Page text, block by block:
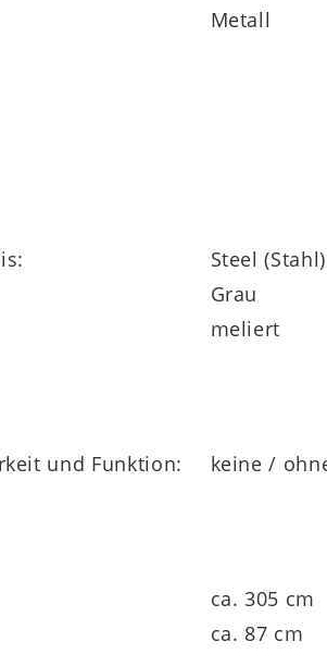
Metall
Steel (Stahl)
Grau
meliert
und Funktion:
keine /
ca. 305 cm
ca. 87 cm